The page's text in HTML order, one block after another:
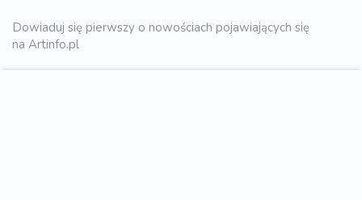
Dowiaduj się pierwszy o nowościach pojawiających się
na Artinfo.pl